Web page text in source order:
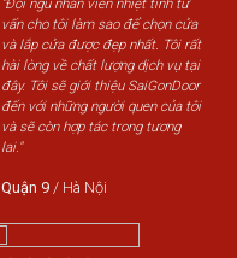
vấn cho tôi làm sao để chọn cửa
và lắp cửa được đẹp nhất. Tôi rất
hài lòng về chất lượng dịch vụ tại
đây. Tôi sẽ giới thiệu SaiGonDoor
đến với những người quen của tôi
và sẽ còn hợp tác trong tương
lai."
Quận 9 / Hà Nội